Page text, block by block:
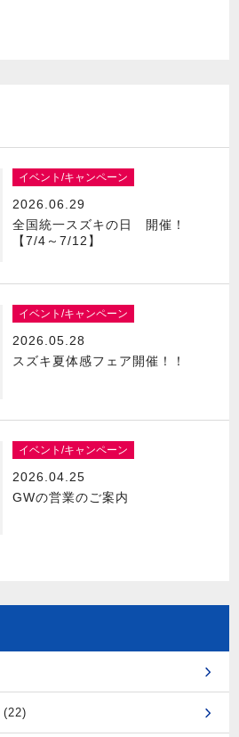
イベント/キャンペーン
2026.06.29
全国統一スズキの日 開催！
【7/4～7/12】
イベント/キャンペーン
2026.05.28
スズキ夏体感フェア開催！！
イベント/キャンペーン
2026.04.25
GWの営業のご案内
(22)